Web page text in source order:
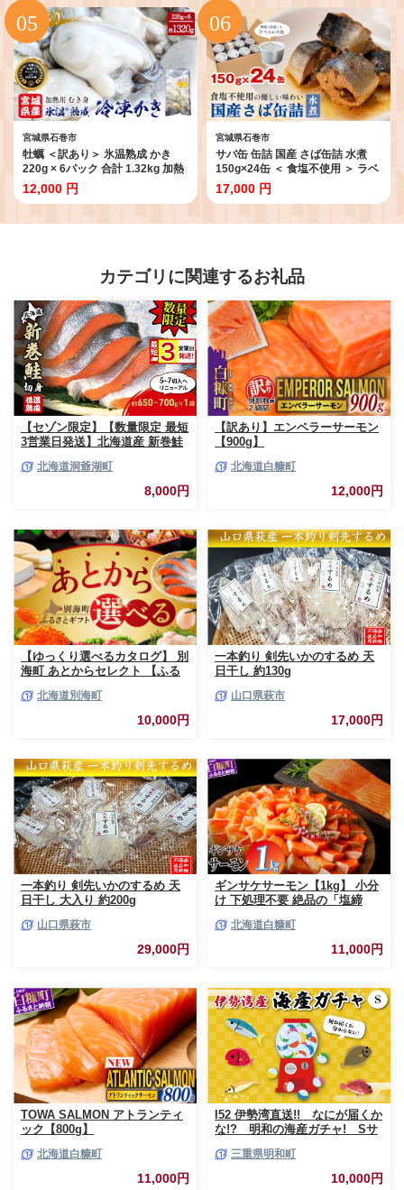
簡単調理 小分け 酒の肴 晩酌 美味
しい 海鮮 海鮮食品 魚介類 魚介 ふ
るさと納税 宮城県 宮城 石巻 石巻
市 11000円 送料無料
宮城県石巻市
牡蠣 ＜訳あり＞ 氷温熟成 かき
220g × 6パック 合計 1.32kg 加熱
用 牡蠣むき身 小分け むき身 むき
牡蠣 カキ オイスター 濃厚 冷凍か
冷凍カキ かき 牡蠣 海鮮 魚介 貝類
12,000 円
宮城県石巻市
サバ缶 缶詰 国産 さば缶詰 水煮
150g×24缶 ＜ 食塩不使用 ＞ ラベ
ルレスサバ缶 サバ缶詰 さば水煮
鯖 さば サバ saba さば缶 鯖缶 ラ
ングストック 缶詰 保存食 キャン
せる缶詰 スピード配送 7日以内に
発送 宮城県 石巻市 石巻 宮城
17,000 円
カテゴリに関連するお礼品
【セゾン限定】【数量限定 最短
3営業日発送】北海道産 新巻鮭
700g/5～7切入) 最短配送 北海
道 秋鮭 小分け 鮭 さけ しゃけ
シャケ 中塩 海鮮 冷凍 お弁当
モン サケ
北海道洞爺湖町
8,000円
【訳あり】エンペラーサーモン
【900g】
北海道白糠町
12,000円
【ゆっくり選べるカタログ】 別
海町 あとからセレクト 【ふる
とから選べる！ ギフト いくら
ほたて 海鮮 牛肉 ケーキ アイス
【BY0000010】（ 後から選べ
カタログギフト あとからカタロ
グ あとからカタログポイント
あとからカタログギフト ふるさ
と納税 ）
北海道別海町
10,000円
一本釣り 剣先いかのするめ 天
日干し 約130g
山口県萩市
17,000円
一本釣り 剣先いかのするめ 天
日干し 大入り 約200g
山口県萩市
29,000円
ギンサケサーモン【1kg】 小分
け 下処理不要 絶品の「塩締
サーモン 鮭 魚 銀鮭 刺身 生食
用 さけ サケ ふるさと ランキン
グ 人気 魚介類 魚介 北海道 白
北海道白糠町
11,000円
TOWA SALMON アトランティ
ック【800g】
北海道白糠町
11,000円
I52 伊勢湾直送!! なにが届くか
な!? 明和の海産ガチャ! Sサ
三重県明和町
10,000円